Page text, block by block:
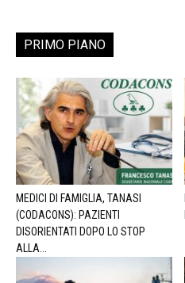
PRIMO PIANO
MEDICI DI FAMIGLIA, TANASI
(CODACONS): PAZIENTI
DISORIENTATI DOPO LO STOP
ALLA...